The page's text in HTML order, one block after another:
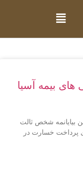
بیمه آسیا
بیایانمه شخص ثالت
پرداخت خسارت در